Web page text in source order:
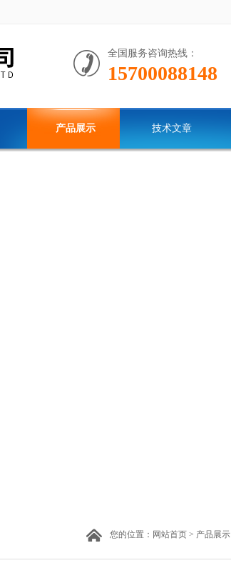
全国服务咨询热线：
15700088148
产品展示 技术文章
您的位置： 网站首页 > 产品展示